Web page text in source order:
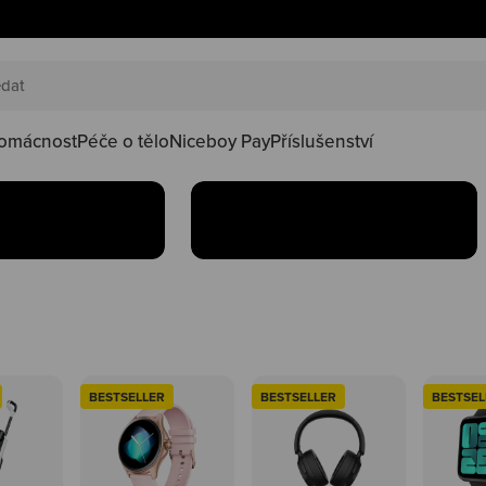
Péče o těloNiceboy PayPříslušenství
happy
ve
Oblíbené produkty teď
Koupit
BESTSELLER BESTSELLER